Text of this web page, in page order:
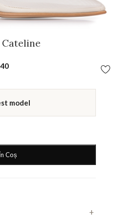
40
model
Coș